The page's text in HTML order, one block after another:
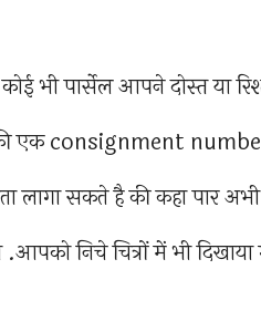
भी पार्सेल आपने दोस्त या
एक consignment
लागा सकते है की कहा पार
निचे चित्रों में भी दिखाया